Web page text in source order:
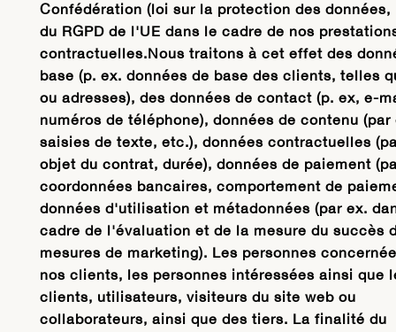
Confédération (loi sur la protection des données,
du RGPD de l'UE dans le cadre de nos
contractuelles.Nous traitons à cet effet des
base (p. ex. données de base des clients, telles
ou adresses), des données de contact (p. ex, e-
numéros de téléphone), données de contenu (par
saisies de texte, etc.), données contractuelles
objet du contrat, durée), données de paiement
coordonnées bancaires, comportement de
données d'utilisation et métadonnées (par ex.
cadre de l'évaluation et de la mesure du succès
mesures de marketing). Les personnes
nos clients, les personnes intéressées ainsi que
clients, utilisateurs, visiteurs du site web ou
collaborateurs, ainsi que des tiers. La finalité du